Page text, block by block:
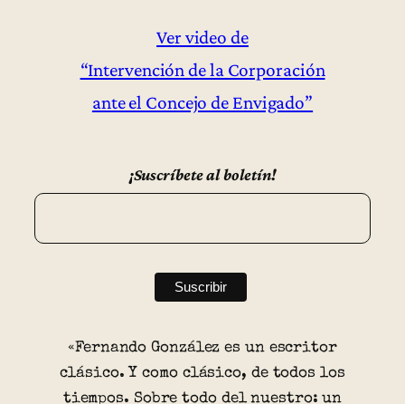
Ver video de
“Intervención de la Corporación
ante el Concejo de Envigado”
¡Suscríbete al boletín!
«Fernando González es un escritor
clásico. Y como clásico, de todos los
tiempos. Sobre todo del nuestro: un